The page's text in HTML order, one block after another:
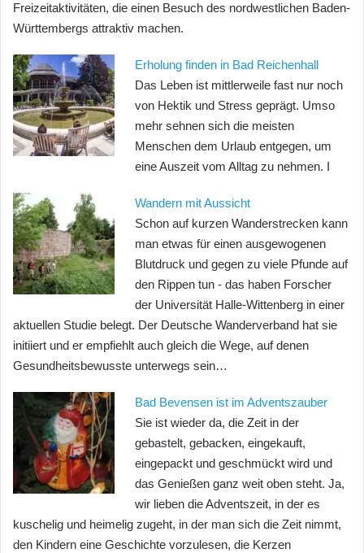
Freizeitaktivitäten, die einen Besuch des nordwestlichen Baden-
Württembergs attraktiv machen.​
Erholung finden in Bad Reichenhall
Das Leben ist mittlerweile fast nur noch
von Hektik und Stress geprägt. Umso
mehr sehnen sich die meisten
Menschen dem Urlaub entgegen, um
eine Auszeit vom Alltag zu nehmen. I
Wandern mit Aussicht
Schon auf kurzen Wanderstrecken kann
man etwas für einen ausgewogenen
Blutdruck und gegen zu viele Pfunde auf
den Rippen tun - das haben Forscher
der Universität Halle-Wittenberg in einer
aktuellen Studie belegt. Der Deutsche Wanderverband hat sie
initiiert und er empfiehlt auch gleich die Wege, auf denen
Gesundheitsbewusste unterwegs sein…
Bad Bevensen ist im Adventszauber
Sie ist wieder da, die Zeit in der
gebastelt, gebacken, eingekauft,
eingepackt und geschmückt wird und
das Genießen ganz weit oben steht. Ja,
wir lieben die Adventszeit, in der es
kuschelig und heimelig zugeht, in der man sich die Zeit nimmt,
den Kindern eine Geschichte vorzulesen, die Kerzen